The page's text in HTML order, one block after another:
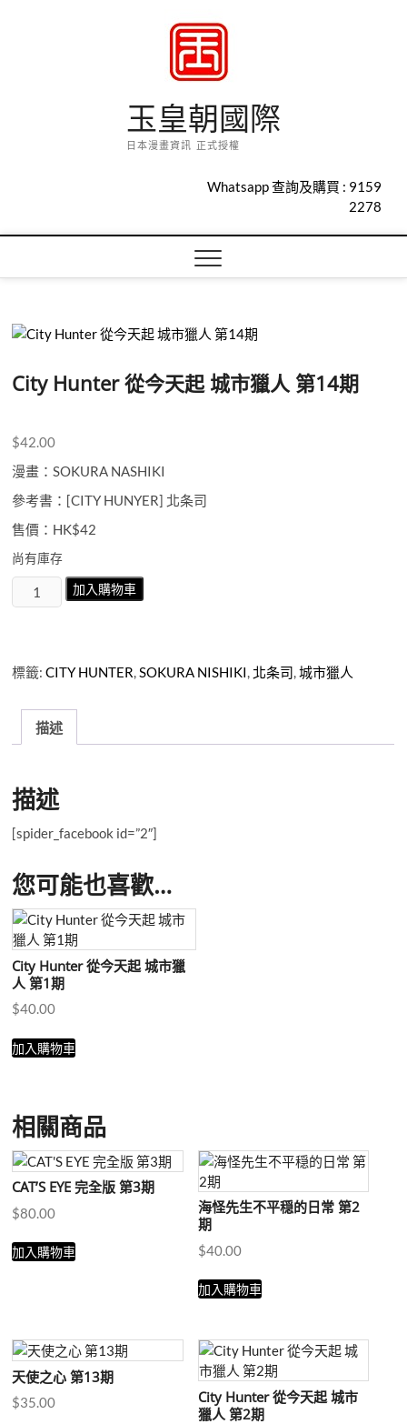
玉皇朝國際
日本漫畫資訊 正式授權
Whatsapp 查詢及購買 : 9159
2278
City Hunter 從今天起 城市獵人 第14期
$42.00
漫畫：SOKURA NASHIKI
參考書：[CITY HUNYER] 北条司
售價：HK$42
尚有庫存
City
Hunter
天
城
獵
第
14
期
數
加入購物車
標籤:CITY HUNTER,SOKURA NISHIKI, 北条司,城市獵人
描述
描述
[spider_facebook id=”2″]
您可能也喜歡…
City Hunter 從今天起 城市獵
人 第1期
$40.00
加入購物車
相關商品
CAT’S EYE 完全版 第3期
$80.00
加入購物車
海怪先生不平穏的日常 第2
期
$40.00
加入購物車
天使之心 第13期
$35.00
City Hunter 從今天起 城市
獵人 第2期